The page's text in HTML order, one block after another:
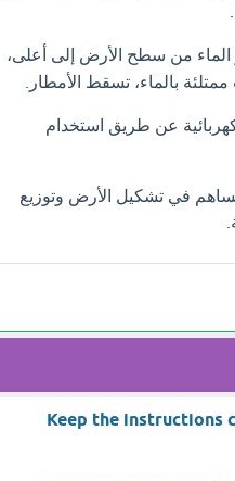
الماء من سطح الأرض إلى أعلى،
بالماء، تسقط الأمطار.
عن طريق استخدام
في تشكيل الأرض وتوزيع
Keep the instructions